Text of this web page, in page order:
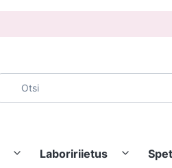
Laboririietus